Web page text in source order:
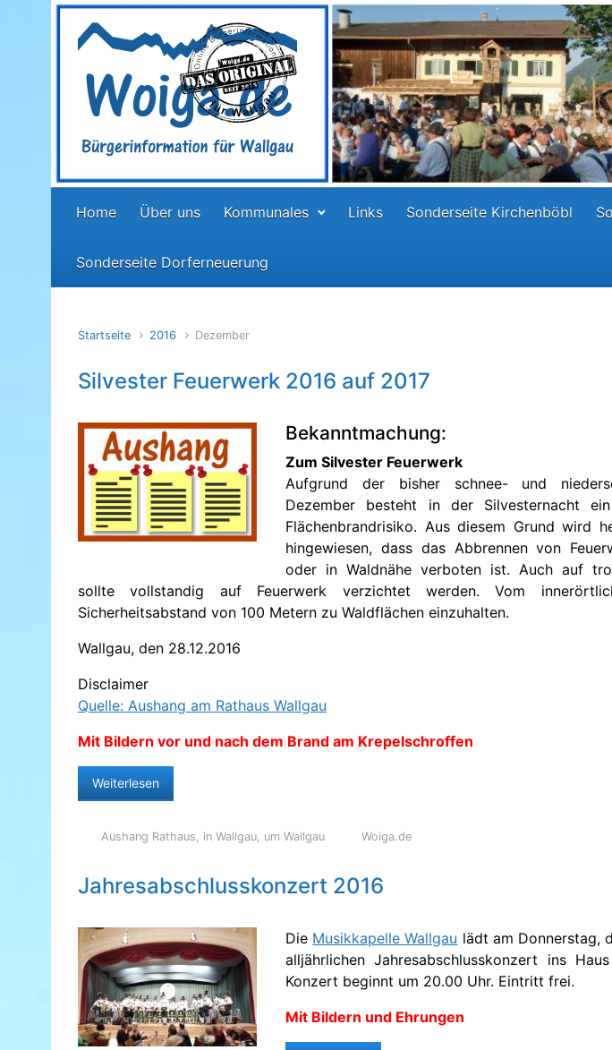
Zum Hauptinhalt springen
Home Über uns Kommunales Links Sonderseite Kirchenböbl
Sonderseite Dorferneuerung
Startseite 2016 Dezember
Silvester Feuerwerk 2016 auf 2017
Bekanntmachung:
Zum Silvester Feuerwerk
Aufgrund der bisher schnee- und
Dezember besteht in der Silvesternacht
Flächenbrandrisiko. Aus diesem Grund wird
hingewiesen, dass das Abbrennen von
oder in Waldnähe verboten ist. Auch auf
sollte vollstandig auf Feuerwerk verzichtet werden. Vom
Sicherheitsabstand von 100 Metern zu Waldflächen einzuhalten.
Wallgau, den 28.12.2016
Disclaimer
Quelle: Aushang am Rathaus Wallgau
Mit Bildern vor und nach dem Brand am Krepelschroffen
Weiterlesen
Aushang Rathaus, in Wallgau, um Wallgau Woiga.de
Jahresabschlusskonzert 2016
Die Musikkapelle Wallgau lädt am Donnerstag,
alljährlichen Jahresabschlusskonzert ins
Konzert beginnt um 20.00 Uhr. Eintritt frei.
Mit Bildern und Ehrungen